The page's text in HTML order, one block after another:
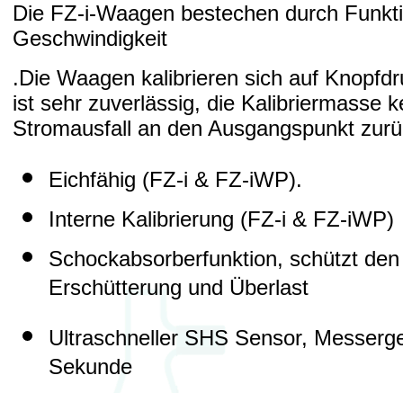
Die FZ-i-Waagen bestechen durch
Geschwindigkeit
.Die Waagen kalibrieren sich auf
ist sehr zuverlässig, die Kalibriermasse
Stromausfall an den Ausgangspunkt
Eichfähig (FZ-i & FZ-iWP).
Interne Kalibrierung (FZ-i & FZ-iWP)
Schockabsorberfunktion, schützt
Erschütterung und Überlast
Ultraschneller SHS Sensor,
Sekunde